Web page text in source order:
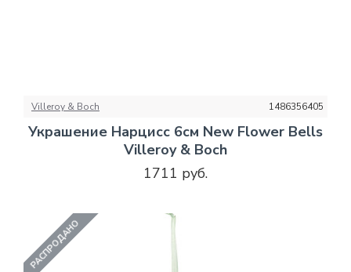
Villeroy & Boch 1486356405
Украшение Нарцисс 6см New Flower Bells
Villeroy & Boch
1711 руб.
РАСПРОДАНО